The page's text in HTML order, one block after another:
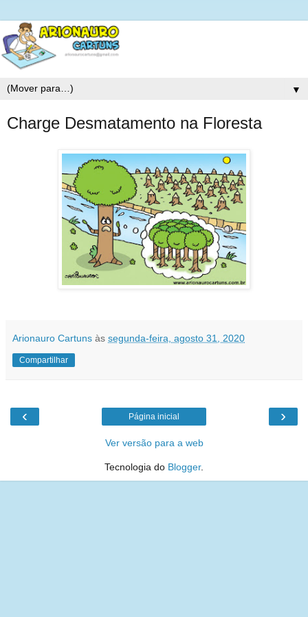
▼
Charge Desmatamento na Floresta
Arionauro Cartuns às segunda-feira, agosto 31, 2020
Compartilhar
‹ ›
Página inicial
Ver versão para a web
Tecnologia do Blogger.